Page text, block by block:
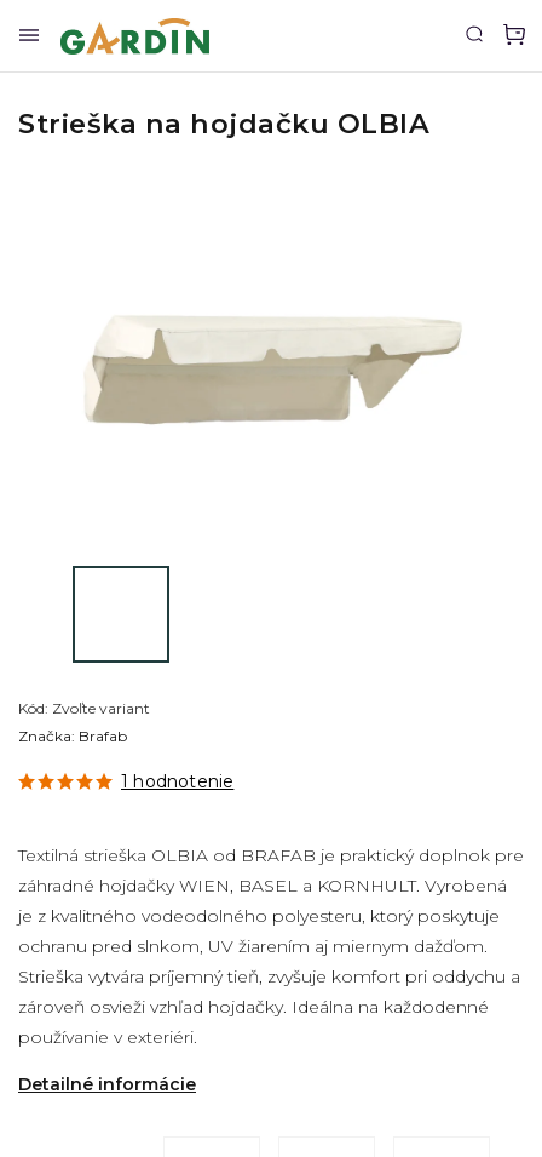
Strieška na hojdačku OLBIA
Kód: Zvoľte variant
1 hodnotenie
Textilná strieška OLBIA od BRAFAB je praktický doplnok pre
záhradné hojdačky WIEN, BASEL a KORNHULT. Vyrobená
je z kvalitného vodeodolného polyesteru, ktorý poskytuje
ochranu pred slnkom, UV žiarením aj miernym dažďom.
Strieška vytvára príjemný tieň, zvyšuje komfort pri oddychu a
zároveň osvieži vzhľad hojdačky. Ideálna na každodenné
používanie v exteriéri.
Detailné informácie
Značka: Brafab